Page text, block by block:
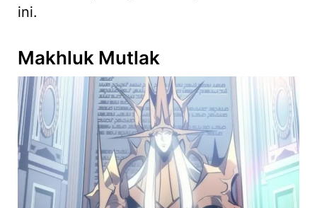
ini.
Makhluk Mutlak